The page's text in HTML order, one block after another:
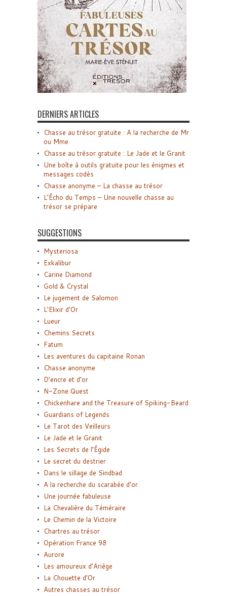
DERNIERS ARTICLES
Chasse au trésor gratuite : A la recherche de Mr
ou Mme
Chasse au trésor gratuite : Le Jade et le Granit
Une boîte à outils gratuite pour les énigmes et
messages codés
Chasse anonyme – La chasse au trésor
L’Écho du Temps – Une nouvelle chasse au
trésor se prépare
SUGGESTIONS
Mysteriosa
Exkalibur
Carine Diamond
Gold & Crystal
Le jugement de Salomon
L’Elixir d’Or
Lueur
Chemins Secrets
Fatum
Les aventures du capitaine Ronan
Chasse anonyme
D’encre et d’or
N-Zone Quest
Chickenhare and the Treasure of Spiking-Beard
Guardians of Legends
Le Tarot des Veilleurs
Le Jade et le Granit
Les Secrets de l’Égide
Le secret du destrier
Dans le sillage de Sindbad
A la recherche du scarabée d’or
Une journée fabuleuse
La Chevalière du Téméraire
Le Chemin de la Victoire
Chartres au trésor
Opération France 98
Aurore
Les amoureux d’Ariège
La Chouette d’Or
Autres chasses au trésor